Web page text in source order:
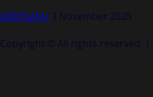
GEEKSAKU 3 November 2025
Copyright © All rights reserved. |